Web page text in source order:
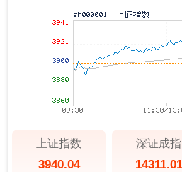
上证指数
3940.04
深证成指
14311.01